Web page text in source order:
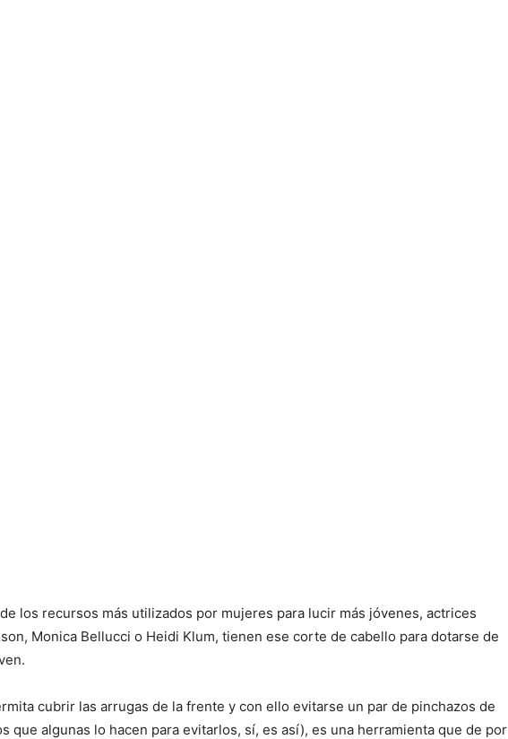
los recursos más utilizados por mujeres para lucir más jóvenes, actrices
Monica Bellucci o Heidi Klum, tienen ese corte de cabello para dotarse de
cubrir las arrugas de la frente y con ello evitarse un par de pinchazos de
que algunas lo hacen para evitarlos, sí, es así), es una herramienta que de por